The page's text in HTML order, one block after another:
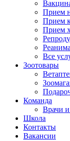
Прием
Прием
Прием
Все
Зоотовары
Команда
Врачи
Школа
Контакты
Вакансии